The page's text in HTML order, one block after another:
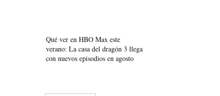
Qué ver en HBO Max este
verano: La casa del dragón 3 llega
con nuevos episodios en agosto